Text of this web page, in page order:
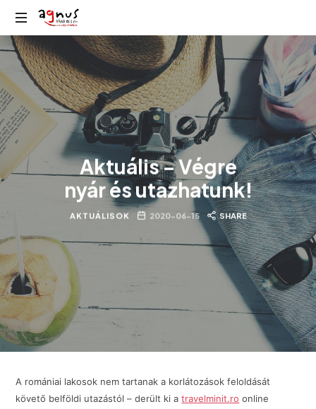
Agnus
Rádió
Kolozsvár
közösségi
rádiója
Aktuális – Végre
nyár és utazhatunk!
AKTUÁLISOK 2020-06-15 SHARE
A romániai lakosok nem tartanak a korlátozások feloldását
követő belföldi utazástól – derült ki atravelminit.ro online